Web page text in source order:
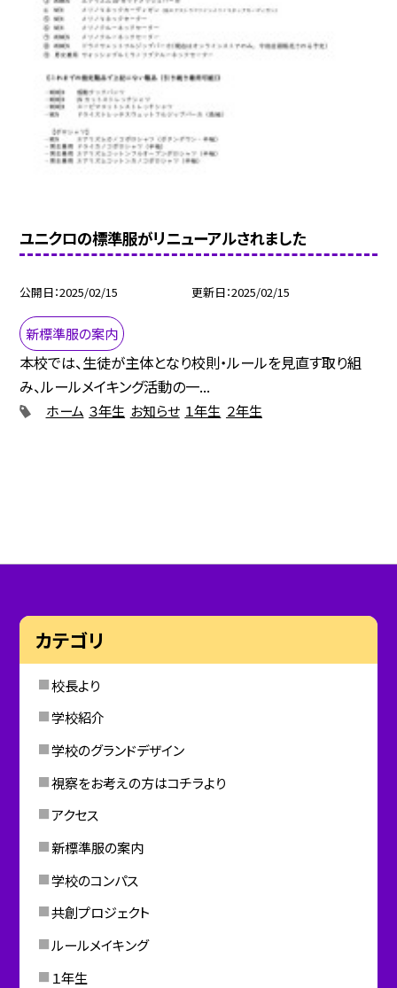
ユニクロの標準服がリニューアルされました
公開日 2025/02/15 更新日 2025/02/15
新標準服の案内
本校では、生徒が主体となり校則・ルールを見直す取り組
み、ルールメイキング活動の一...
ホーム ３年生 お知らせ １年生 ２年生
カテゴリ
校長より
学校紹介
学校のグランドデザイン
視察をお考えの方はコチラより
アクセス
新標準服の案内
学校のコンパス
共創プロジェクト
ルールメイキング
１年生